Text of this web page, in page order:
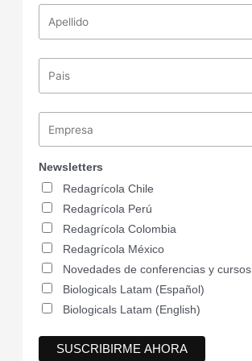
Newsletters
Redagrícola Chile
Redagrícola Perú
Redagrícola Colombia
Redagrícola México
Novedades de conferencias y cursos
Biologicals Latam (Español)
Biologicals Latam (English)